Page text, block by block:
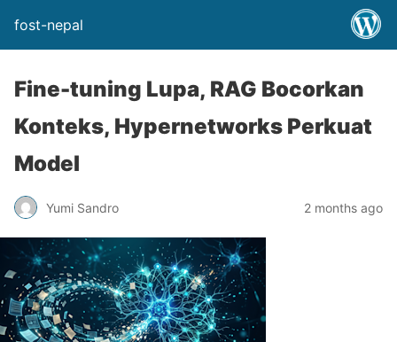
fost-nepal
Fine-tuning Lupa, RAG Bocorkan
Konteks, Hypernetworks Perkuat
Model
Yumi Sandro 2 months ago